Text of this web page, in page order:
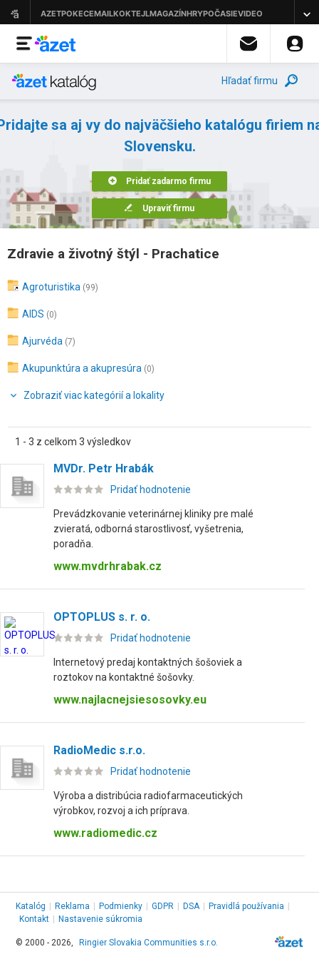
Hľadať firmu
sa aj vy do najväčšieho katalógu firiem
Slovensku.
Pridať zadarmo firmu
Upraviť firmu
Zdravie a životný štýl - Prachatice
Agroturistika (99)
AIDS (0)
Ajurvéda (7)
Akupunktúra a akupresúra (0)
Zobraziť viac kategórií a lokality
1 - 3 z celkom 3 výsledkov
MVDr. Petr Hrabák
Pridať hodnotenie
Prevádzkovanie veterinárnej kliniky pre malé
zvieratá, odborná starostlivosť, vyšetrenia,
poradňa.
www.mvdrhrabak.cz
OPTOPLUS s. r. o.
Pridať hodnotenie
Internetový predaj kontaktných šošoviek a
roztokov na kontaktné šošovky.
www.najlacnejsiesosovky.eu
RadioMedic s.r.o.
Pridať hodnotenie
Výroba a distribúcia radiofarmaceutických
výrobkov, rozvoj a ich príprava.
www.radiomedic.cz
Katalóg Reklama Podmienky GDPR DSA Pravidlá používania
Kontakt
Nastavenie súkromia
© 2000 - 2026, Ringier Slovakia Communities s.r.o.